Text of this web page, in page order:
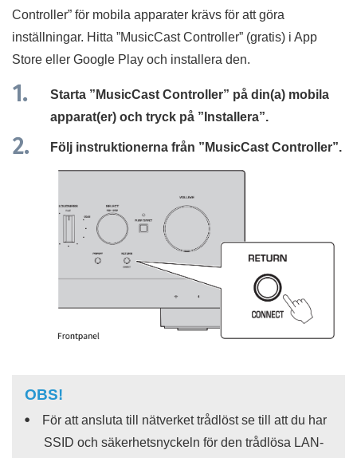
Controller” för mobila apparater krävs för att göra
inställningar. Hitta ”MusicCast Controller” (gratis) i App
Store eller Google Play och installera den.
Starta ” MusicCast Controller” på din(a) mobila
apparat(er) och tryck på ” Installera”.
Följ instruktionerna från ” MusicCast Controller”.
OBS!
För att ansluta till nätverket trådlöst se till att du har
SSID och säkerhetsnyckeln för den trådlösa LAN-